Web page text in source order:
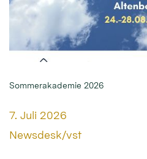
Sommerakademie 2026
Datum:
7. Juli 2026
Von:
Newsdesk/vst